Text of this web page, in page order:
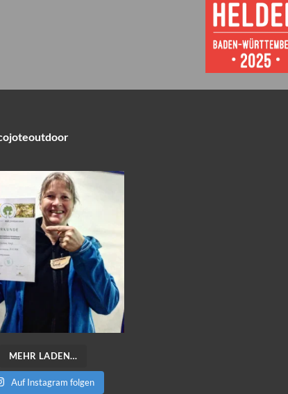
MEHR LADEN…
Auf Instagram folgen